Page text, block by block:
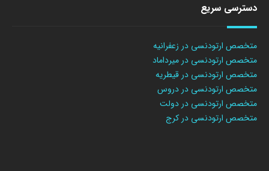
دسترسی سریع
متخصص ارتودنسی در زعفرانیه
متخصص ارتودنسی در میرداماد
متخصص ارتودنسی در قیطریه
متخصص ارتودنسی در دروس
متخصص ارتودنسی در دولت
متخصص ارتودنسی در کرج